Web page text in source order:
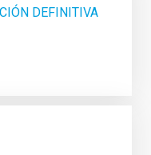
DEFINITIVA